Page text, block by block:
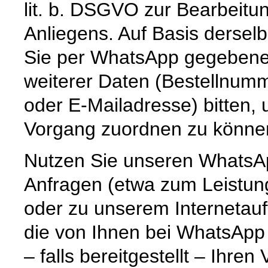
lit. b. DSGVO zur
Anliegens. Auf Basis
Sie per WhatsApp
weiterer Daten
oder E-Mailadresse) bitten,
Vorgang zuordnen zu
Nutzen Sie unseren
Anfragen (etwa zum
oder zu unserem
die von Ihnen bei
– falls bereitgestellt – Ihren